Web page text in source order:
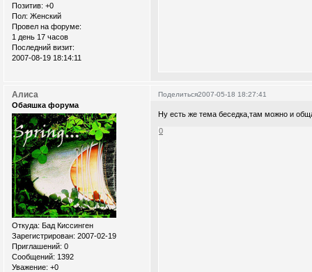
Позитив: +0
Пол: Женский
Провел на форуме:
1 день 17 часов
Последний визит:
2007-08-19 18:14:11
Поделиться2007-05-18 18:27:41
Алиса
Обаяшка форума
Откуда: Бад Киссинген
Зарегистрирован: 2007-02-19
Приглашений: 0
Сообщений: 1392
Уважение: +0
Ну есть же тема беседка,там можно и
0